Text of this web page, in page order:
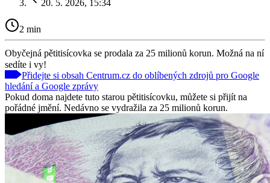
20. 5. 2026, 15:34
2 min
Obyčejná pětitisícovka se prodala za 25 milionů korun. Možná na ní
sedíte i vy!
Přidejte si obsah Centrum.cz do oblíbených zdrojů pro Google
hledání a Google zprávy
Pokud doma najdete tuto starou pětitisícovku, můžete si přijít na
pořádné jmění. Nedávno se vydražila za 25 milionů korun.